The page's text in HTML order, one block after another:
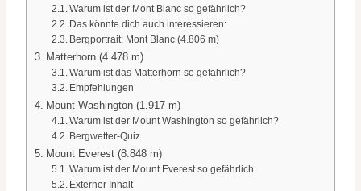
Warum ist der Mont Blanc so gefährlich?
Das könnte dich auch interessieren:
Bergportrait: Mont Blanc (4.806 m)
Matterhorn (4.478 m)
Warum ist das Matterhorn so gefährlich?
Empfehlungen
Mount Washington (1.917 m)
Warum ist der Mount Washington so gefährlich?
Bergwetter-Quiz
Mount Everest (8.848 m)
Warum ist der Mount Everest so gefährlich
Externer Inhalt